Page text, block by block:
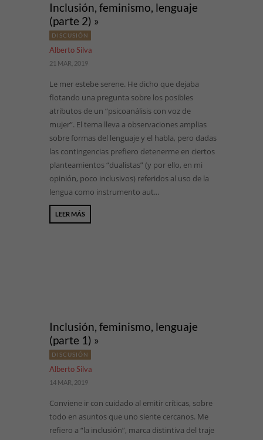
Inclusión, feminismo, lenguaje
(parte 2) »
DISCUSIÓN
Alberto Silva
21 MAR, 2019
Le mer estebe serene. He dicho que dejaba
flotando una pregunta sobre los posibles
atributos de un “psicoanálisis con voz de
mujer”. El tema lleva a observaciones amplias
sobre formas del lenguaje y el habla, pero dadas
las contingencias prefiero detenerme en ciertos
planteamientos “dualistas” (y por ello, en mi
opinión, poco inclusivos) referidos al uso de la
lengua como instrumento aut...
LEER MÁS
Inclusión, feminismo, lenguaje
(parte 1) »
DISCUSIÓN
Alberto Silva
14 MAR, 2019
Conviene ir con cuidado al emitir críticas, sobre
todo en asuntos que uno siente cercanos. Me
refiero a “la inclusión”, marca distintiva del traje